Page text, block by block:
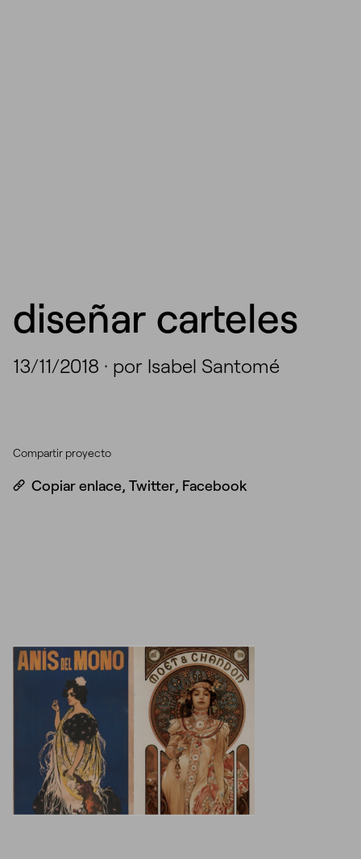
diseñar carteles
13/11/2018 · por Isabel Santomé
Compartir proyecto
Copiar enlace, Twitter, Facebook